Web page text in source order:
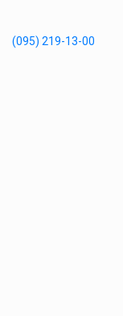
(095) 219-13-00